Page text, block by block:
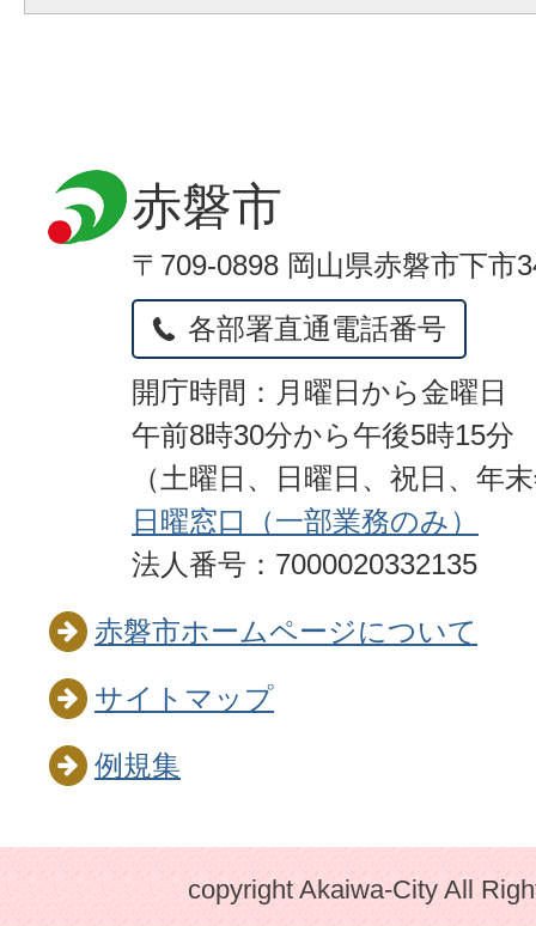
赤磐市
〒709-0898 岡山県赤磐市下市
各部署直通電話番号
開庁時間：月曜日から金曜日
午前8時30分から午後5時15分
（土曜日、日曜日、祝日、年
日曜窓口（一部業務のみ）
法人番号：7000020332135
赤磐市ホームページについて
サイトマップ
例規集
copyright Akaiwa-City All